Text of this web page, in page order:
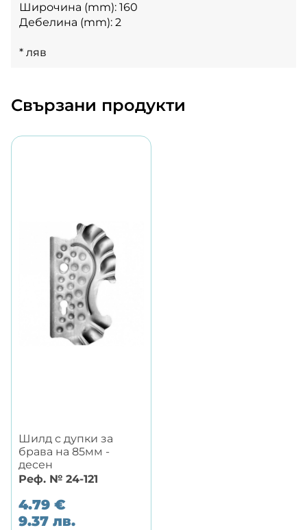
Широчина (mm): 160
Дебелина (mm): 2
* ляв
Свързани продукти
Шилд с дупки за
брава на 85мм -
десен
Реф. № 24-121
4.79 €
9.37 лв.